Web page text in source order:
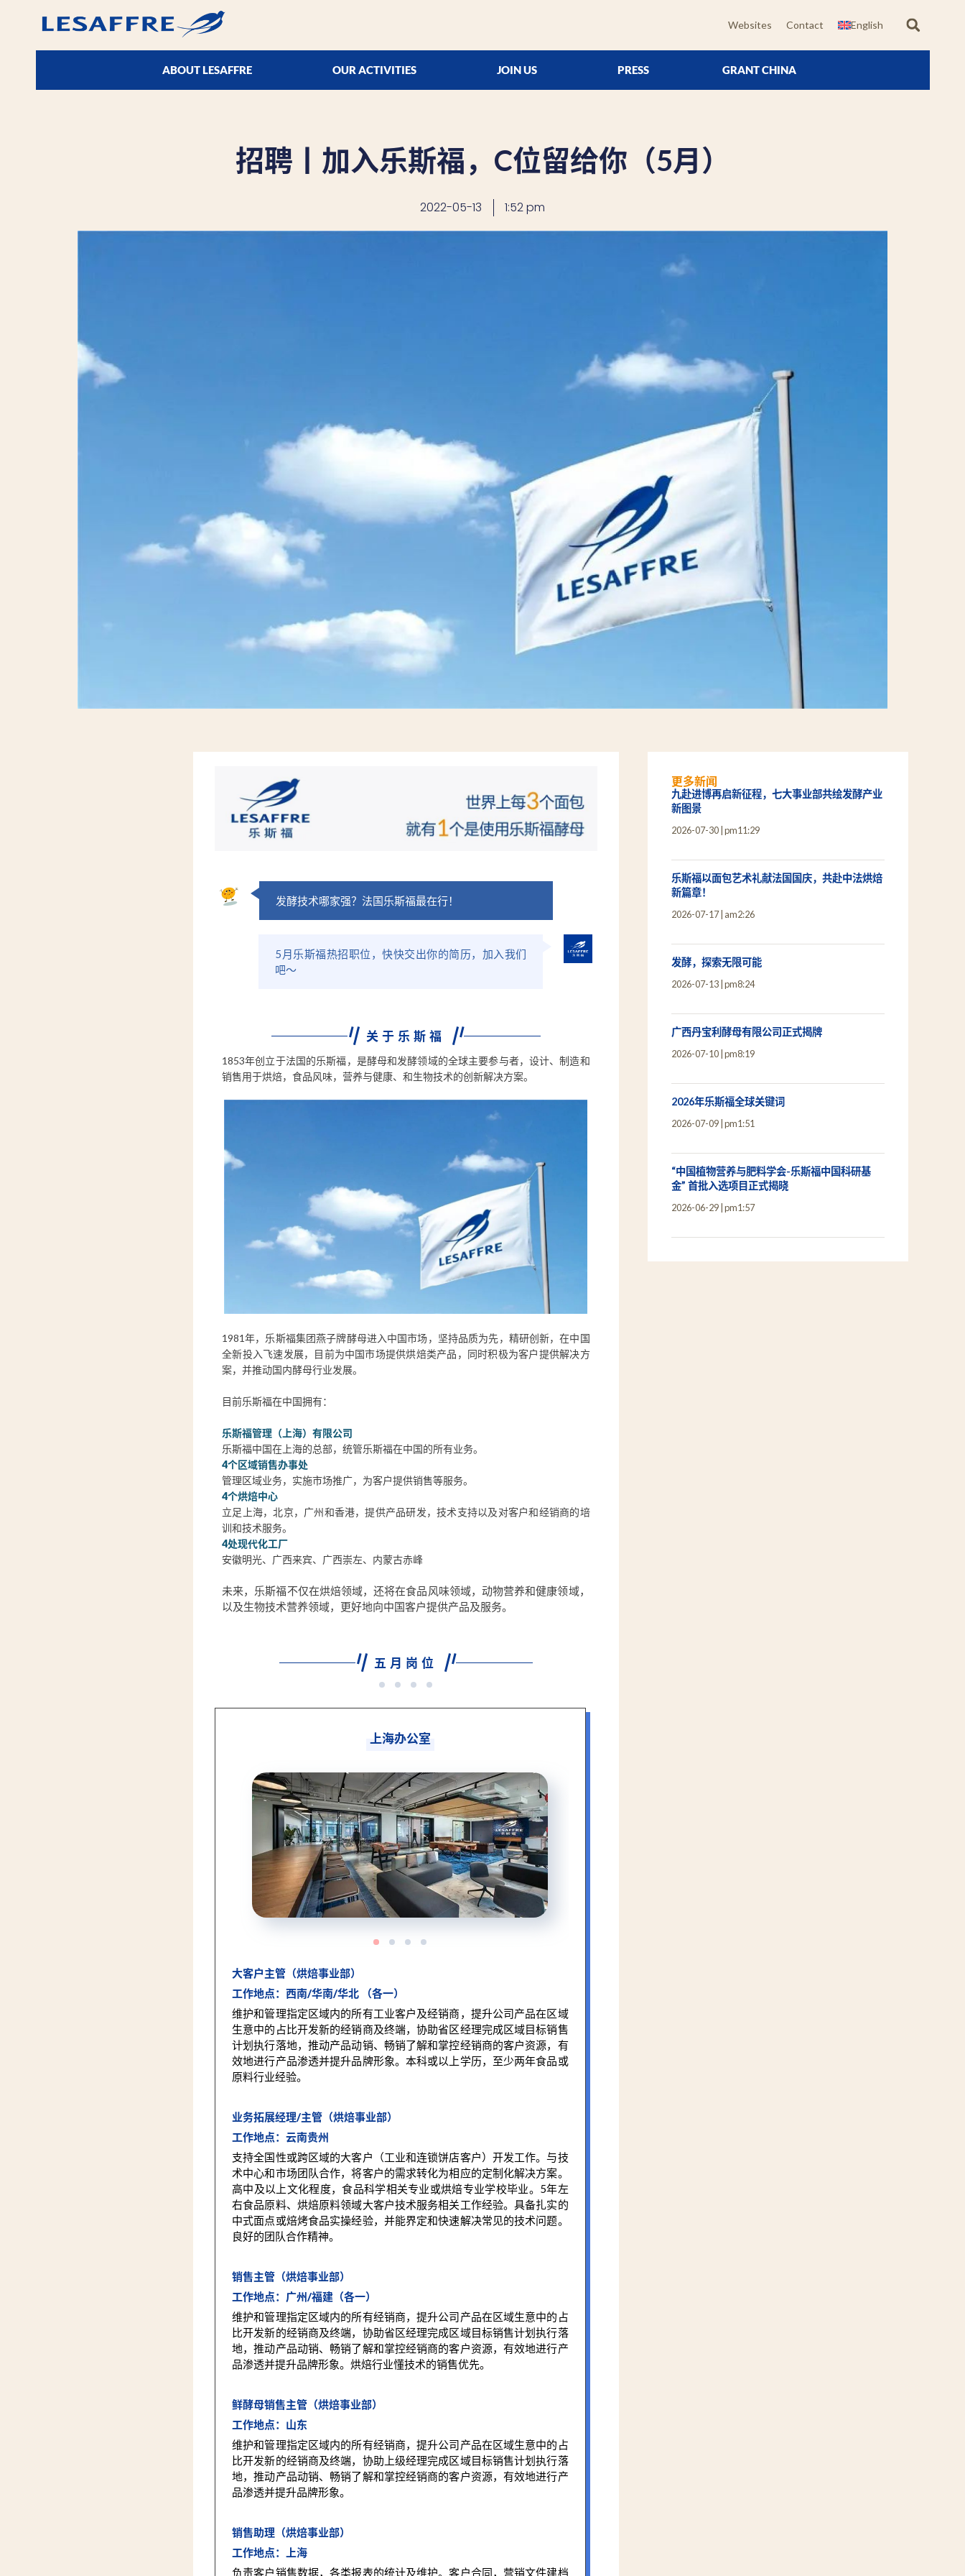
Websites Contact English
ABOUT LESAFFRE OUR ACTIVITIES JOIN US PRESS GRANT CHINA
招聘丨加入乐斯福，C位留给你（5月）
2022-05-13 1:52 pm
发酵技术哪家强？法国乐斯福最在行！
5月乐斯福热招职位，快快交出你的简历，加入我们
吧～
关于乐斯福
1853年创立于法国的乐斯福，是酵母和发酵领域的全球主要参与者，设计、制造和
销售用于烘焙，食品风味，营养与健康、和生物技术的创新解决方案。
1981年，乐斯福集团燕子牌酵母进入中国市场，坚持品质为先，精研创新，在中国
全新投入飞速发展，目前为中国市场提供烘焙类产品，同时积极为客户提供解决方
案，并推动国内酵母行业发展。
目前乐斯福在中国拥有：
乐斯福管理（上海）有限公司
乐斯福中国在上海的总部，统管乐斯福在中国的所有业务。
4个区域销售办事处
管理区域业务，实施市场推广，为客户提供销售等服务。
4个烘焙中心
立足上海，北京，广州和香港，提供产品研发，技术支持以及对客户和经销商的培
训和技术服务。
4处现代化工厂
安徽明光、广西来宾、广西崇左、内蒙古赤峰
未来，乐斯福不仅在烘焙领域，还将在食品风味领域，动物营养和健康领域，
以及生物技术营养领域，更好地向中国客户提供产品及服务。
五月岗位
上海办公室
大客户主管（烘焙事业部）
工作地点：西南/华南/华北 （各一）
维护和管理指定区域内的所有工业客户及经销商，提升公司产品在区域
生意中的占比开发新的经销商及终端，协助省区经理完成区域目标销售
计划执行落地，推动产品动销、畅销了解和掌控经销商的客户资源，有
效地进行产品渗透并提升品牌形象。本科或以上学历，至少两年食品或
原料行业经验。
业务拓展经理/主管（烘焙事业部）
工作地点：云南贵州
支持全国性或跨区域的大客户（工业和连锁饼店客户）开发工作。与技
术中心和市场团队合作，将客户的需求转化为相应的定制化解决方案。
高中及以上文化程度，食品科学相关专业或烘焙专业学校毕业。5年左
右食品原料、烘焙原料领域大客户技术服务相关工作经验。具备扎实的
中式面点或焙烤食品实操经验，并能界定和快速解决常见的技术问题。
良好的团队合作精神。
销售主管（烘焙事业部）
工作地点：广州/福建（各一）
维护和管理指定区域内的所有经销商，提升公司产品在区域生意中的占
比开发新的经销商及终端，协助省区经理完成区域目标销售计划执行落
地，推动产品动销、畅销了解和掌控经销商的客户资源，有效地进行产
品渗透并提升品牌形象。烘焙行业懂技术的销售优先。
鲜酵母销售主管（烘焙事业部）
工作地点：山东
维护和管理指定区域内的所有经销商，提升公司产品在区域生意中的占
比开发新的经销商及终端，协助上级经理完成区域目标销售计划执行落
地，推动产品动销、畅销了解和掌控经销商的客户资源，有效地进行产
品渗透并提升品牌形象。
销售助理（烘焙事业部）
工作地点：上海
负责客户销售数据，各类报表的统计及维护。客户合同，营销文件建档
更多新闻
九赴进博再启新征程，七大事业部共绘发酵产业
新图景
2026-07-30 pm11:29
乐斯福以面包艺术礼献法国国庆，共赴中法烘焙
新篇章！
2026-07-17 am2:26
发酵，探索无限可能
2026-07-13 pm8:24
广西丹宝利酵母有限公司正式揭牌
2026-07-10 pm8:19
2026年乐斯福全球关键词
2026-07-09 pm1:51
“中国植物营养与肥料学会-乐斯福中国科研基
金” 首批入选项目正式揭晓
2026-06-29 pm1:57